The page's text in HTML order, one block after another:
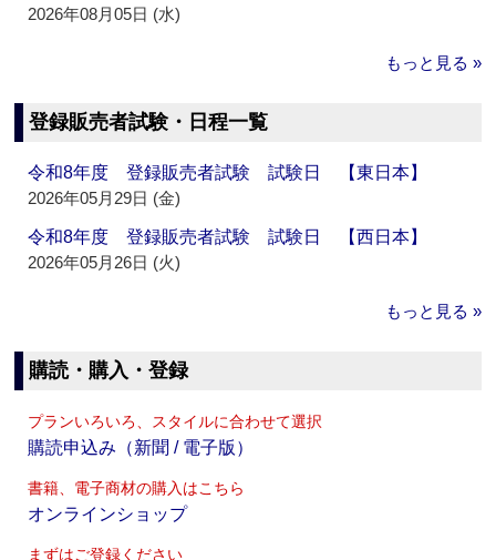
2026年08月05日 (水)
もっと見る »
登録販売者試験・日程一覧
令和8年度 登録販売者試験 試験日 【東日本】
2026年05月29日 (金)
令和8年度 登録販売者試験 試験日 【西日本】
2026年05月26日 (火)
もっと見る »
購読・購入・登録
プランいろいろ、スタイルに合わせて選択
購読申込み（新聞 / 電子版）
書籍、電子商材の購入はこちら
オンラインショップ
まずはご登録ください